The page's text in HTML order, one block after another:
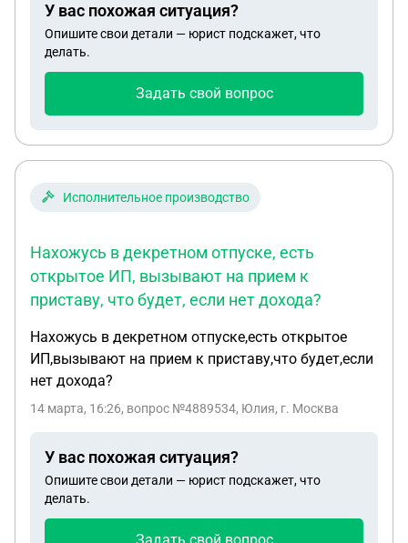
в этом же городе,но в другом районе
У вас похожая ситуация?
Опишите свои детали — юрист подскажет, что
делать.
Задать свой вопрос
Исполнительное производство
Нахожусь в декретном отпуске, есть
открытое ИП, вызывают на прием к
приставу, что будет, если нет дохода?
Нахожусь в декретном отпуске,есть открытое
ИП,вызывают на прием к приставу,что будет,если
нет дохода?
14 марта, 16:26, вопрос №4889534, Юлия, г. Москва
У вас похожая ситуация?
Опишите свои детали — юрист подскажет, что
делать.